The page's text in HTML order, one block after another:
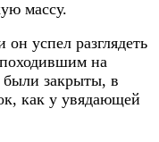
массу.
успел разглядеть
на
были закрыты, в
как у увядающей